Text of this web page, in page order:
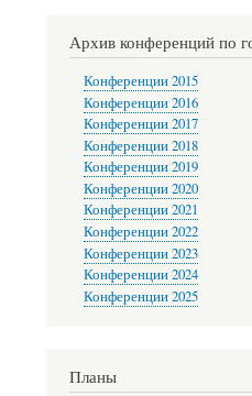
Архив конференций по
Конференции 2015
Конференции 2016
Конференции 2017
Конференции 2018
Конференции 2019
Конференции 2020
Конференции 2021
Конференции 2022
Конференции 2023
Конференции 2024
Конференции 2025
Планы